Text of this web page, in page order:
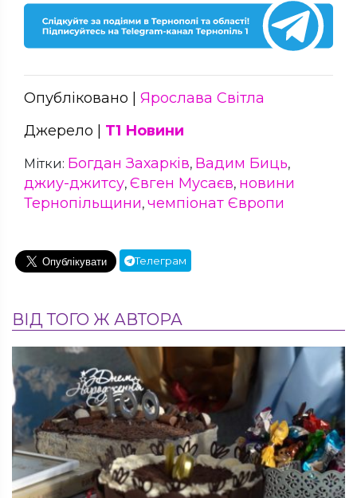
Опубліковано | Ярослава Світла
Джерело | Т1 Новини
Мітки: Богдан Захарків, Вадим Биць,
джиу-джитсу, Євген Мусаєв, новини
Тернопільщини, чемпіонат Європи
Телеграм
ВІД ТОГО Ж АВТОРА